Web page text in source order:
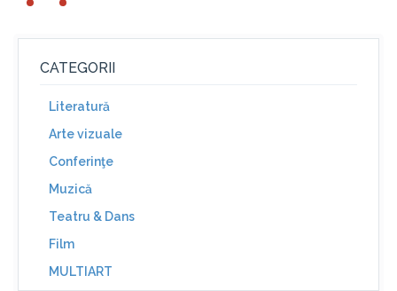
CATEGORII
Literatură
Arte vizuale
Conferinţe
Muzică
Teatru & Dans
Film
MULTIART